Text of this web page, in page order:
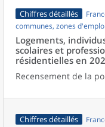
Chiffres détaillés
communes, zones
Logements,
scolaires et
résidentielles en
Recensement de la
Chiffres détaillés